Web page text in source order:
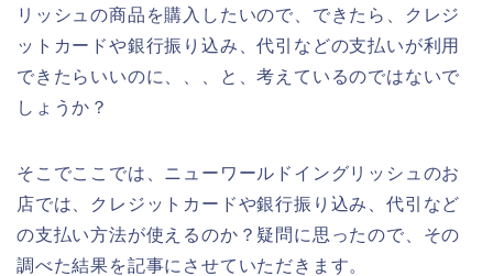
リッシュの商品を購入したいので、できたら、クレジ
ットカードや銀行振り込み、代引などの支払いが利用
できたらいいのに、、、と、考えているのではないで
しょうか？
そこでここでは、ニューワールドイングリッシュのお
店では、クレジットカードや銀行振り込み、代引など
の支払い方法が使えるのか？疑問に思ったので、その
調べた結果を記事にさせていただきます。